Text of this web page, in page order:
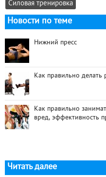
Силовая тренировка
Новости по теме
Нижний пресс
Как правильно делать
Как правильно
вред, эффективность
Читать далее